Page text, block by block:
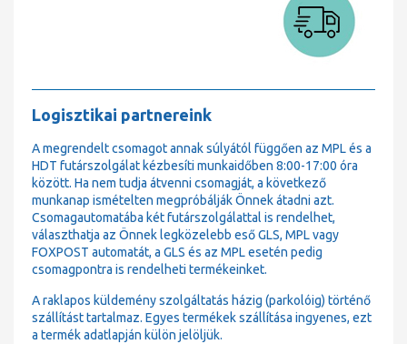
Logisztikai partnereink
A megrendelt csomagot annak súlyától függően az MPL és a
HDT futárszolgálat kézbesíti munkaidőben 8:00-17:00 óra
között. Ha nem tudja átvenni csomagját, a következő
munkanap ismételten megpróbálják Önnek átadni azt.
Csomagautomatába két futárszolgálattal is rendelhet,
választhatja az Önnek legközelebb eső GLS, MPL vagy
FOXPOST automatát, a GLS és az MPL esetén pedig
csomagpontra is rendelheti termékeinket.
A raklapos küldemény szolgáltatás házig (parkolóig) történő
szállítást tartalmaz. Egyes termékek szállítása ingyenes, ezt
a termék adatlapján külön jelöljük.